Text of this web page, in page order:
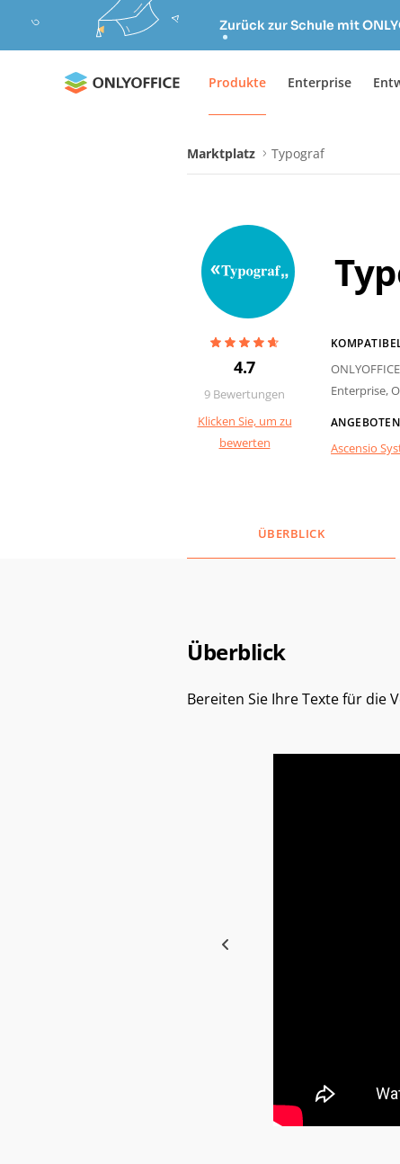
Zurück zur Schule mit
Produkte Enterprise
Marktplatz Typograf
4.7
9 Bewertungen
Klicken Sie, um zu
bewerten
Enterprise,
Ascensio
ÜBERBLICK
Überblick
Bereiten Sie Ihre Texte für die